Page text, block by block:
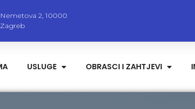
Nemetova 2, 10000
Zagreb
USLUGE OBRASCI I ZAHTJEVI